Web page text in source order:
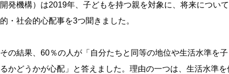
開発機構）は2019年、子どもを持つ親を対象に、将来につい
的・社会的心配事を3つ聞きました。
その結果、60％の人が「自分たちと同等の地位や生活水準を
るかどうかが心配」と答えました。理由の一つは、生活水準を